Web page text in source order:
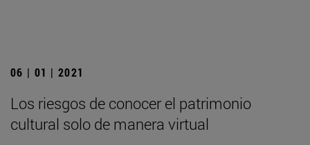
06 | 01 | 2021
Los riesgos de conocer el patrimonio
cultural solo de manera virtual